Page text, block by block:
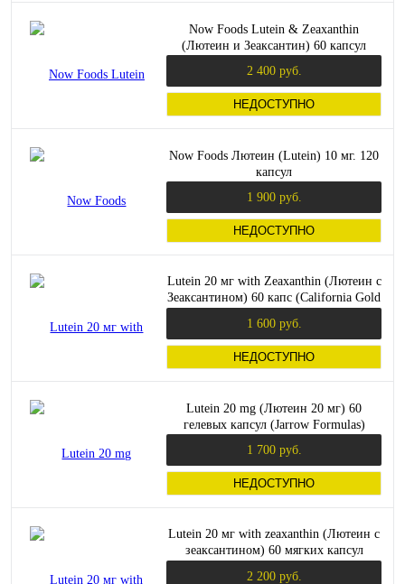
Now Foods Lutein & Zeaxanthin
(Лютеин и Зеаксантин) 60 капсул
2 400 руб.
НЕДОСТУПНО
Now Foods Лютеин (Lutein) 10 мг. 120
капсул
1 900 руб.
НЕДОСТУПНО
Lutein 20 мг with Zeaxanthin (Лютеин с
Зеаксантином) 60 капс (California Gold
1 600 руб.
НЕДОСТУПНО
Lutein 20 mg (Лютеин 20 мг) 60
гелевых капсул (Jarrow Formulas)
1 700 руб.
НЕДОСТУПНО
Lutein 20 мг with zeaxanthin (Лютеин с
зеаксантином) 60 мягких капсул
2 200 руб.